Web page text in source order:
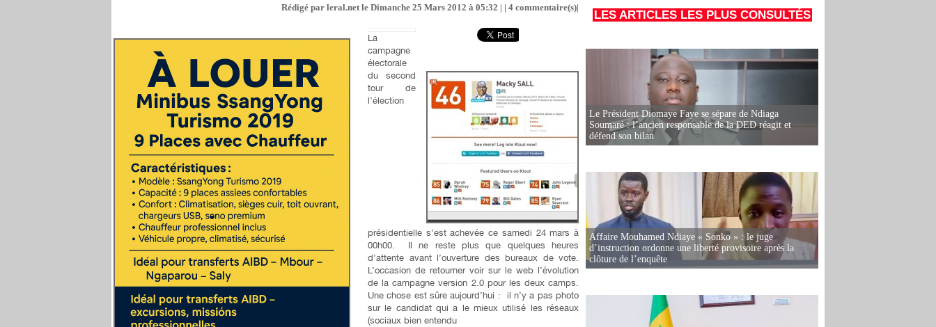
Rédigé par leral.net le Dimanche 25 Mars 2012 à 05:32 | | 4 commentaire(s)|
La
campagne
électorale
du second
tour de
l’élection
présidentielle s’est achevée ce samedi 24 mars à
00h00. Il ne reste plus que quelques heures
d’attente avant l’ouverture des bureaux de vote.
L’occasion de retourner voir sur le web l’évolution
de la campagne version 2.0 pour les deux camps.
Une chose est sûre aujourd’hui : il n’y a pas photo
sur le candidat qui a le mieux utilisé les réseaux
(sociaux bien entendu
LES ARTICLES LES PLUS CONSULTÉS
Le Président Diomaye Faye se sépare de Ndiaga
Soumaré : l’ancien responsable de la DED réagit et
défend son bilan
Affaire Mouhamed Ndiaye « Sonko » : le juge
d’instruction ordonne une liberté provisoire après la
clôture de l’enquête